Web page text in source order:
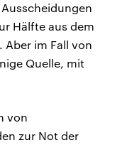
Hälfte aus dem
Aber im Fall von
Quelle, mit
von
zur Not der